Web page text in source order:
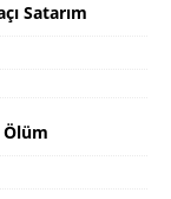
Satarım
Ölüm